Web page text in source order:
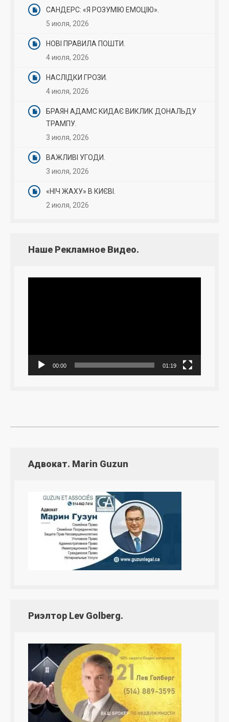
САНДЕРС: «Я РОЗУМІЮ ЕМОЦІЮ».
5 июля, 2026
НОВІ ПРАВИЛА ПОШТИ.
4 июля, 2026
НАСЛІДКИ ГРОЗИ.
4 июля, 2026
БРАЯН АДАМС КИДАЄ ВИКЛИК ДОНАЛЬДУ
ТРАМПУ.
3 июля, 2026
ВАЖЛИВІ УГОДИ.
3 июля, 2026
«НІЧ ЖАХУ» В КИЄВІ.
2 июля, 2026
Наше Рекламное Видео.
00:00 01:19
Адвокат. Marin Guzun
Риэлтор Lev Golberg.